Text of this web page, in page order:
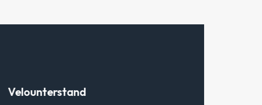
Velounterstand